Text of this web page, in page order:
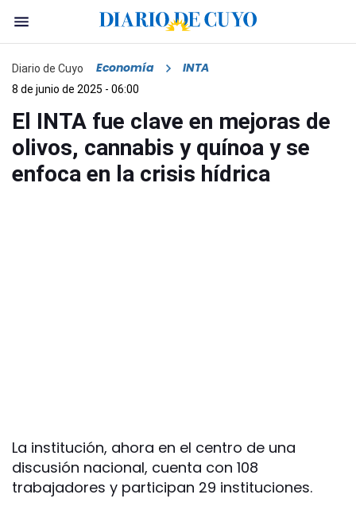
Diario de Cuyo Economía INTA
8 de junio de 2025 - 06:00
El INTA fue clave en mejoras de
olivos, cannabis y quínoa y se
enfoca en la crisis hídrica
La institución, ahora en el centro de una
discusión nacional, cuenta con 108
trabajadores y participan 29 instituciones.